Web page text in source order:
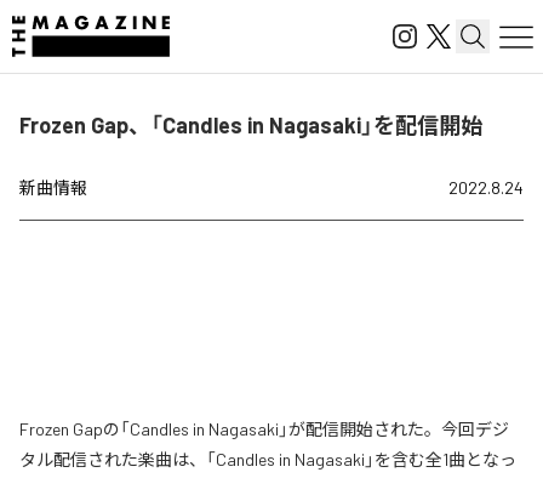
Frozen Gap、「Candles in Nagasaki」を配信開始
新曲情報 2022.8.24
Frozen Gapの「Candles in Nagasaki」が配信開始された。今回デジ
タル配信された楽曲は、「Candles in Nagasaki」を含む全1曲となっ